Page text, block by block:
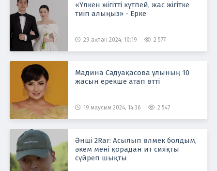
«Үлкен жігітті күтпей, жас жігітке
тиіп алыңыз» - Ерке
29 ақпан 2024, 10:19 2 577
Мадина Сәдуақасова ұлының 10
жасын ерекше атап өтті
19 маусым 2024, 14:36 2 547
Әнші 2Rar: Асылып өлмек болдым,
әкем мені қорадан ит сияқты
сүйреп шықты